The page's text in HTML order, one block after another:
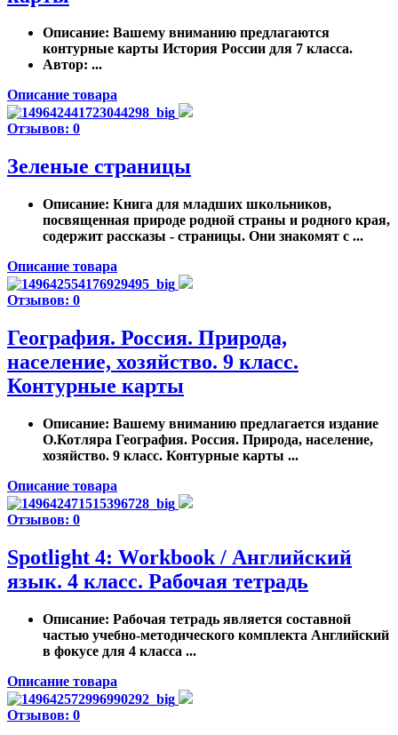
Описание: Вашему вниманию предлагаются
контурные карты История России для 7 класса.
Автор: ...
Описание товара
Отзывов: 0
Зеленые страницы
Описание: Книга для младших школьников,
посвященная природе родной страны и родного края,
содержит рассказы - страницы. Они знакомят с ...
Описание товара
Отзывов: 0
География. Россия. Природа,
население, хозяйство. 9 класс.
Контурные карты
Описание: Вашему вниманию предлагается издание
О.Котляра География. Россия. Природа, население,
хозяйство. 9 класс. Контурные карты ...
Описание товара
Отзывов: 0
Spotlight 4: Workbook / Английский
язык. 4 класс. Рабочая тетрадь
Описание: Рабочая тетрадь является составной
частью учебно-методического комплекта Английский
в фокусе для 4 класса ...
Описание товара
Отзывов: 0